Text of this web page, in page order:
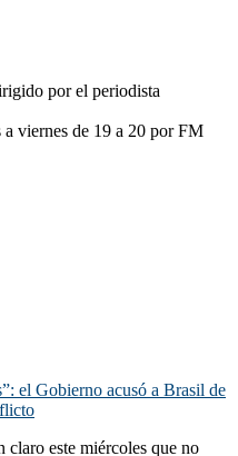
por el periodista
viernes de 19 a 20 por FM
el Gobierno acusó a Brasil de
este miércoles que no